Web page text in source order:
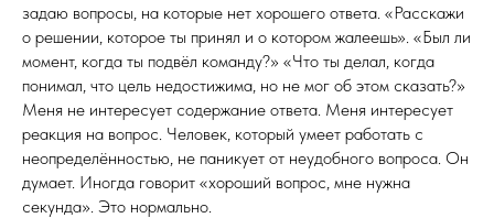
задаю вопросы, на которые нет хорошего ответа. «Расскажи
о решении, которое ты принял и о котором жалеешь». «Был ли
момент, когда ты подвёл команду?» «Что ты делал, когда
понимал, что цель недостижима, но не мог об этом сказать?»
Меня не интересует содержание ответа. Меня интересует
реакция на вопрос. Человек, который умеет работать с
неопределённостью, не паникует от неудобного вопроса. Он
думает. Иногда говорит «хороший вопрос, мне нужна
секунда». Это нормально.